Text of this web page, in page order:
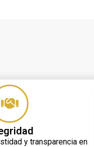
y transparencia en